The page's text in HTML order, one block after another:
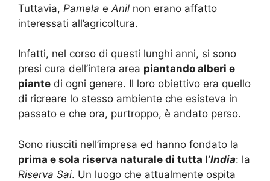
Tuttavia, Pamela e Anil non erano affatto
interessati all’agricoltura.
Infatti, nel corso di questi lunghi anni, si sono
presi cura dell’intera area piantando alberi e
piante di ogni genere. Il loro obiettivo era quello
di ricreare lo stesso ambiente che esisteva in
passato e che ora, purtroppo, è andato perso.
Sono riusciti nell’impresa ed hanno fondato la
prima e sola riserva naturale di tutta l’India: la
Riserva Sai. Un luogo che attualmente ospita